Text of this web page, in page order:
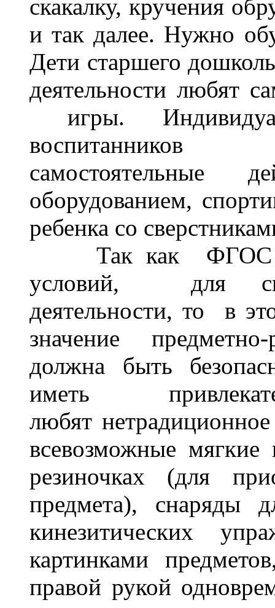
скакалку, кручения
и так далее. Нужно
Дети старшего
деятельности любят
игры.
воспитанников
самостоятельные
оборудованием,
ребенка со
Так как ФГОС ДО
условий, для
деятельности, то в
значение
должна быть
иметь
любят
всевозможные
резиночках (для
предмета), снаряды
кинезитических
картинками
правой рукой